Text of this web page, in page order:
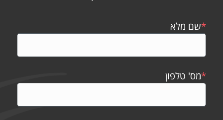
*שם מלא
*מס' טלפון